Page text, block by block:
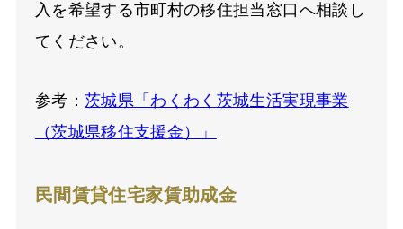
入を希望する市町村の移住担当窓口へ相談し
てください。
参考： 茨城県「わくわく茨城生活実現事業
（茨城県移住支援金）」
民間賃貸住宅家賃助成金